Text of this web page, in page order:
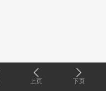
上页 下页